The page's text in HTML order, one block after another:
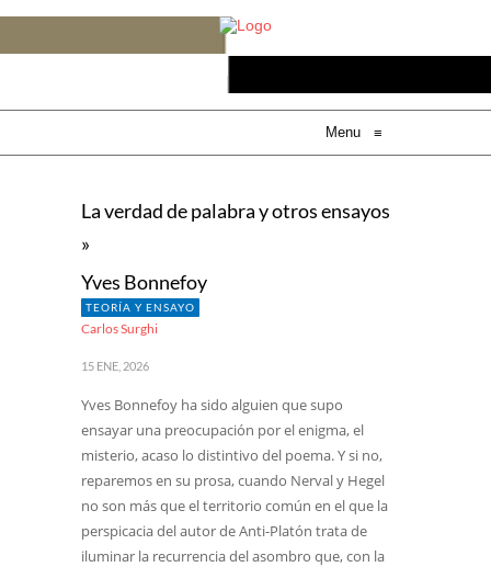
Menu ≡
La verdad de palabra y otros ensayos
»
Yves Bonnefoy
TEORÍA Y ENSAYO
Carlos Surghi
15 ENE, 2026
Yves Bonnefoy ha sido alguien que supo
ensayar una preocupación por el enigma, el
misterio, acaso lo distintivo del poema. Y si no,
reparemos en su prosa, cuando Nerval y Hegel
no son más que el territorio común en el que la
perspicacia del autor de Anti-Platón trata de
iluminar la recurrencia del asombro que, con la